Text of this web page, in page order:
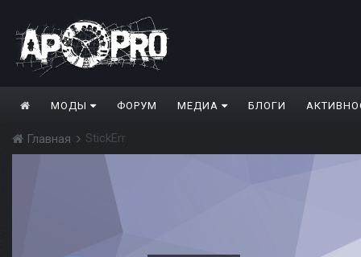
МОДЫ ФОРУМ МЕДИА БЛОГИ
Главная StickErr